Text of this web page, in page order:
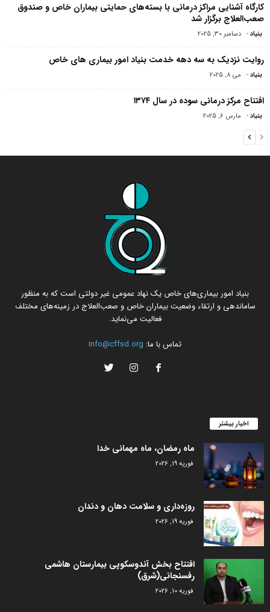
کارگاه آشنایی مراکز درمانی با بسته‌های حمایتی بیماران خاص و صندوق
صعب‌العلاج برگزار شد
بنیاد- دسامبر 30, 2025
روایت نزدیک به سه دهه خدمت بنیاد امور بیماری های خاص
بنیاد- می 8, 2025
افتتاح مرکز درمانی سوده در سال ۱۳۷۴
بنیاد- مارس 6, 2025
بنیاد امور بیماری‌های خاص یک نهاد عمومی غیر دولتی است که به منظور
ساماندهی و ارتقاء وضعیت بیماران خاص و صعب‌العلاج در زمینه‌های مختلف
فعالیت می‌نماید.
تماس با ما: info@cffsd.org
اخبار بیشتر
ماه رمضان، ماه مهمانی خدا
فوریه 19, 2026
روزه‌داری و سلامت دهان و دندان
فوریه 19, 2026
افتتاح بخش آندوسکوپی بیمارستان هاشمی
رفسنجانی(شرق)
فوریه 10, 2026